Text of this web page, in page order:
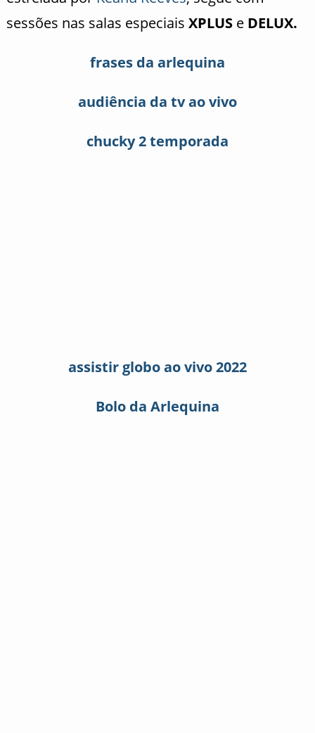
sessões nas salas especiais XPLUS e DELUX.
frases da arlequina
audiência da tv ao vivo
chucky 2 temporada
assistir globo ao vivo 2022
Bolo da Arlequina